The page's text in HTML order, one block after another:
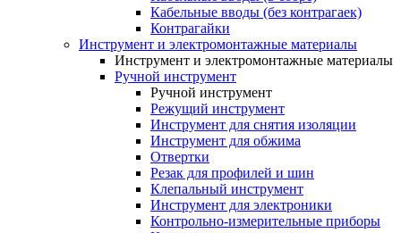
Кабельные вводы (без контрагаек)
Контрагайки
Инструмент и электромонтажные материалы
Инструмент и электромонтажные материалы
Ручной инструмент
Ручной инструмент
Режущий инструмент
Инструмент для снятия изоляции
Инструмент для обжима
Отвертки
Резак для профилей и шин
Клепальный инструмент
Инструмент для электроники
Контрольно-измерительные приборы